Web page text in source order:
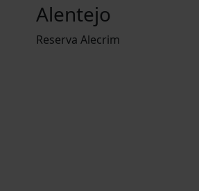
Alentejo
Reserva Alecrim